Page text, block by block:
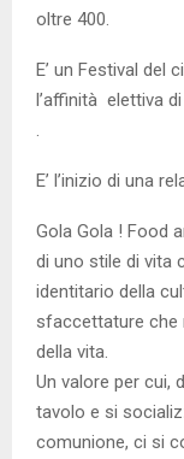
oltre 400.
E’ un Festival del
l’affinità elettiva
.
E’ l’inizio di una
Gola Gola ! Food
di uno stile di vita
identitario della
sfaccettature che
della vita.
Un valore per cui,
tavolo e si
comunione, ci si